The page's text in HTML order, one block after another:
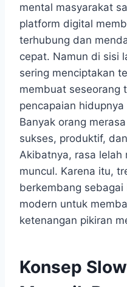
mental masyarakat
platform digital
terhubung dan
cepat. Namun di sisi
sering menciptakan
membuat seseorang
pencapaian
Banyak orang
sukses, produktif,
Akibatnya, rasa lelah
muncul. Karena itu,
berkembang
modern untuk
ketenangan pikiran
Konsep